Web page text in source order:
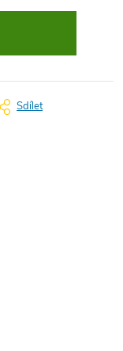
Sdílet